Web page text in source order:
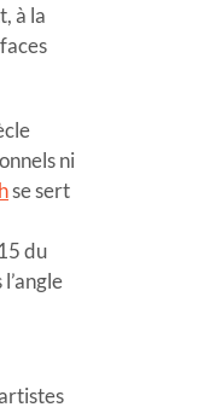
à la
ni
se sert
du